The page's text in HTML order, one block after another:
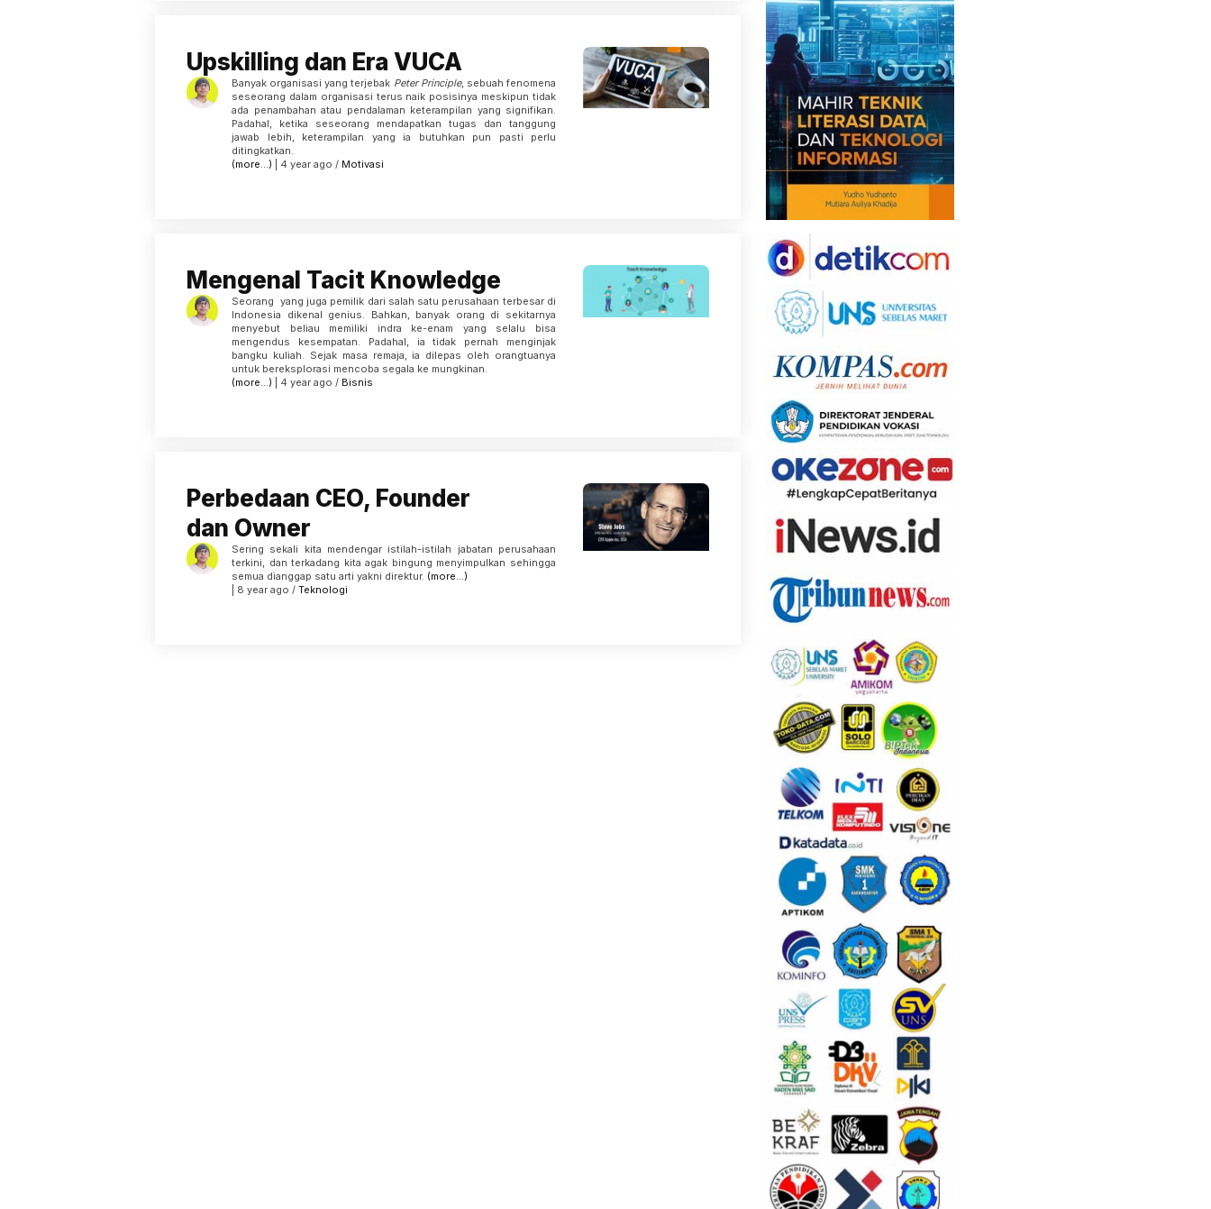
Upskilling dan Era VUCA
Banyak organisasi yang terjebak Peter Principle, sebuah fenomena
seseorang dalam organisasi terus naik posisinya meskipun tidak
ada penambahan atau pendalaman keterampilan yang signifikan.
Padahal, ketika seseorang mendapatkan tugas dan tanggung
jawab lebih, keterampilan yang ia butuhkan pun pasti perlu
ditingkatkan.
(more…) | 4 year ago / Motivasi
Mengenal Tacit Knowledge
Seorang yang juga pemilik dari salah satu perusahaan terbesar di
Indonesia dikenal genius. Bahkan, banyak orang di sekitarnya
menyebut beliau memiliki indra ke-enam yang selalu bisa
mengendus kesempatan. Padahal, ia tidak pernah menginjak
bangku kuliah. Sejak masa remaja, ia dilepas oleh orangtua­nya
untuk bereksplorasi mencoba segala ke­ mungkinan.
(more…) | 4 year ago / Bisnis
Perbedaan CEO, Founder
dan Owner
Sering sekali kita mendengar istilah-istilah jabatan perusahaan
terkini, dan terkadang kita agak bingung menyimpulkan sehingga
semua dianggap satu arti yakni direktur. (more…)
| 8 year ago / Teknologi